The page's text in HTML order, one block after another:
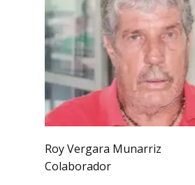
Roy Vergara Munarriz
Colaborador